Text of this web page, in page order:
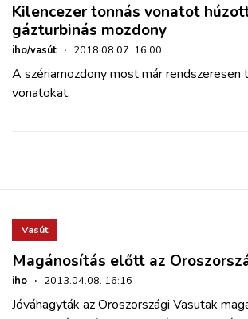
Kilencezer tonnás vonatot
gázturbinás mozdony
iho/vasút · 2018.08.07. 16:00
A szériamozdony most már rendszeresen
vonatokat.
Vasút
Magánosítás előtt az
iho · 2013.04.08. 16:16
Jóváhagyták az Oroszországi Vasutak